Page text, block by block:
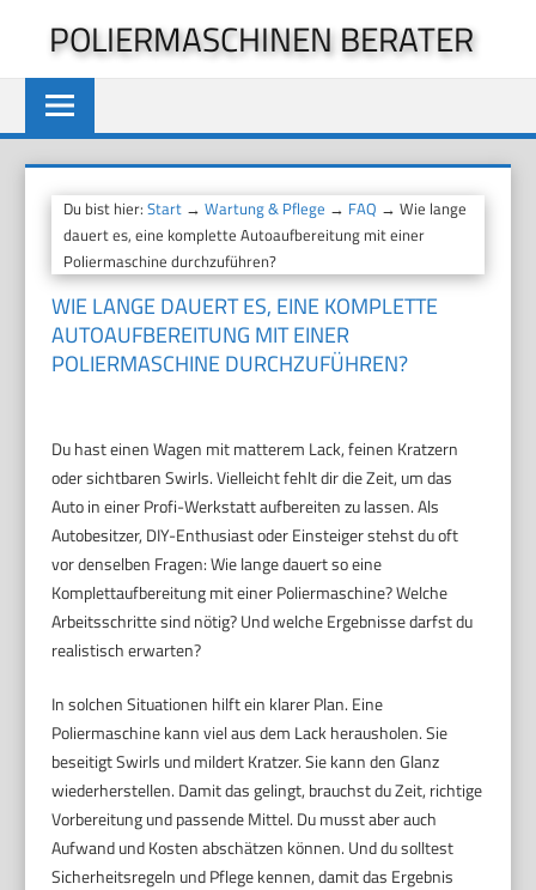
springen
POLIERMASCHINEN BERATER
Du bist hier:Start →Wartung & Pflege → FAQ → Wie lange
dauert es, eine komplette Autoaufbereitung mit einer
Poliermaschine durchzuführen?
WIE LANGE DAUERT ES, EINE KOMPLETTE
AUTOAUFBEREITUNG MIT EINER
POLIERMASCHINE DURCHZUFÜHREN?
Du hast einen Wagen mit matterem Lack, feinen Kratzern
oder sichtbaren Swirls. Vielleicht fehlt dir die Zeit, um das
Auto in einer Profi-Werkstatt aufbereiten zu lassen. Als
Autobesitzer, DIY-Enthusiast oder Einsteiger stehst du oft
vor denselben Fragen: Wie lange dauert so eine
Komplettaufbereitung mit einer Poliermaschine? Welche
Arbeitsschritte sind nötig? Und welche Ergebnisse darfst du
realistisch erwarten?
In solchen Situationen hilft ein klarer Plan. Eine
Poliermaschine kann viel aus dem Lack herausholen. Sie
beseitigt Swirls und mildert Kratzer. Sie kann den Glanz
wiederherstellen. Damit das gelingt, brauchst du Zeit, richtige
Vorbereitung und passende Mittel. Du musst aber auch
Aufwand und Kosten abschätzen können. Und du solltest
Sicherheitsregeln und Pflege kennen, damit das Ergebnis